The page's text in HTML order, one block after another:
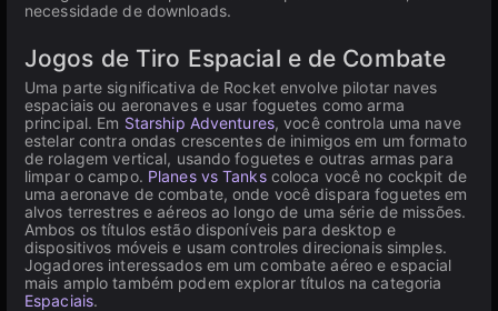
necessidade de downloads.
Jogos de Tiro Espacial e de Combate
Uma parte significativa de Rocket envolve pilotar naves
espaciais ou aeronaves e usar foguetes como arma
principal. Em Starship Adventures, você controla uma nave
estelar contra ondas crescentes de inimigos em um formato
de rolagem vertical, usando foguetes e outras armas para
limpar o campo. Planes vs Tankscoloca você no cockpit de
uma aeronave de combate, onde você dispara foguetes em
alvos terrestres e aéreos ao longo de uma série de missões.
Ambos os títulos estão disponíveis para desktop e
dispositivos móveis e usam controles direcionais simples.
Jogadores interessados em um combate aéreo e espacial
mais amplo também podem explorar títulos na categoria
Espaciais.